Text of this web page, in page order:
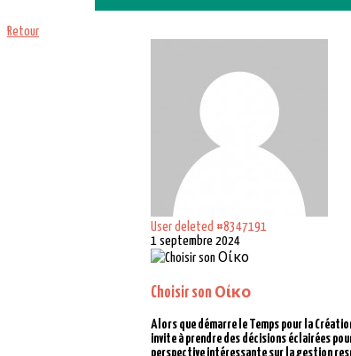
Retour
User deleted #8347191
1 septembre 2024
Choisir son Οἰκο
Alors que démarre le Temps pour la
invite à prendre des décisions éclairées
perspective intéressante sur la gestion